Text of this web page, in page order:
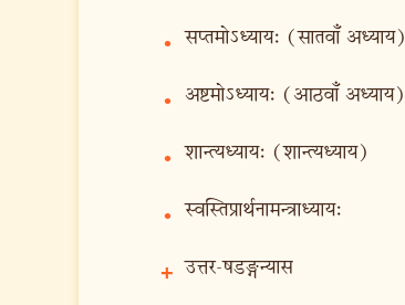
• सप्तमोऽध्याय: (सातवाँ अध्याय)
• अष्टमोऽध्याय: (आठवाँ अध्याय)
• शान्त्यध्याय: (शान्त्यध्याय)
• स्वस्तिप्रार्थनामन्त्राध्याय:
+ उत्तर-षडङ्गन्यास